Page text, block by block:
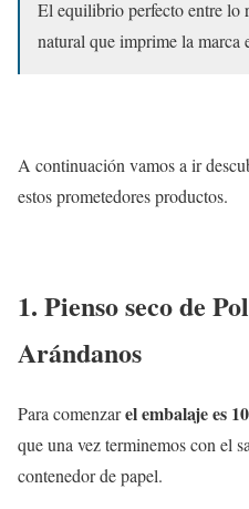
El equilibrio perfecto entre
natural que imprime la marca
A continuación vamos a ir
estos prometedores productos.
1. Pienso seco de
Arándanos
Para comenzarel embalaje es
que una vez terminemos con el
contenedor de papel.